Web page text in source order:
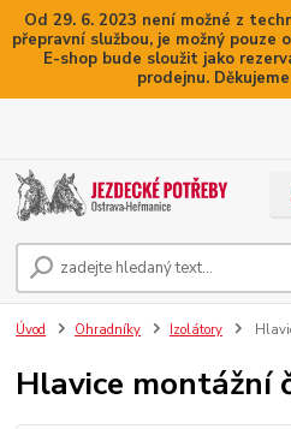
Od 29. 6. 2023 není možné z
přepravní službou, je možný pouze
E-shop bude sloužit jako
prodejnu.
Úvod Ohradníky Izolátory
Hlavice montážní